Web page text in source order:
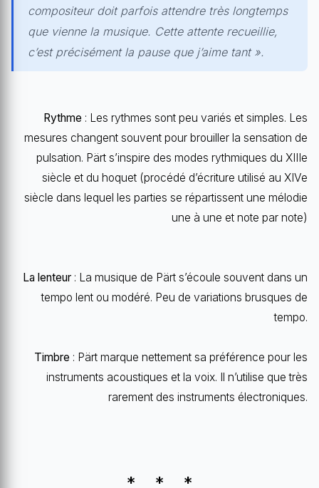
compositeur doit parfois attendre très longtemps
que vienne la musique. Cette attente recueillie,
c’est précisément la pause que j’aime tant ».
Rythme : Les rythmes sont peu variés et simples. Les
mesures changent souvent pour brouiller la sensation de
pulsation. Pärt s’inspire des modes rythmiques du XIIIe
siècle et du hoquet (procédé d’écriture utilisé au XIVe
siècle dans lequel les parties se répartissent une mélodie
une à une et note par note)
La lenteur : La musique de Pärt s’écoule souvent dans un
tempo lent ou modéré. Peu de variations brusques de
tempo.
Timbre : Pärt marque nettement sa préférence pour les
instruments acoustiques et la voix. Il n’utilise que très
rarement des instruments électroniques.
* * *